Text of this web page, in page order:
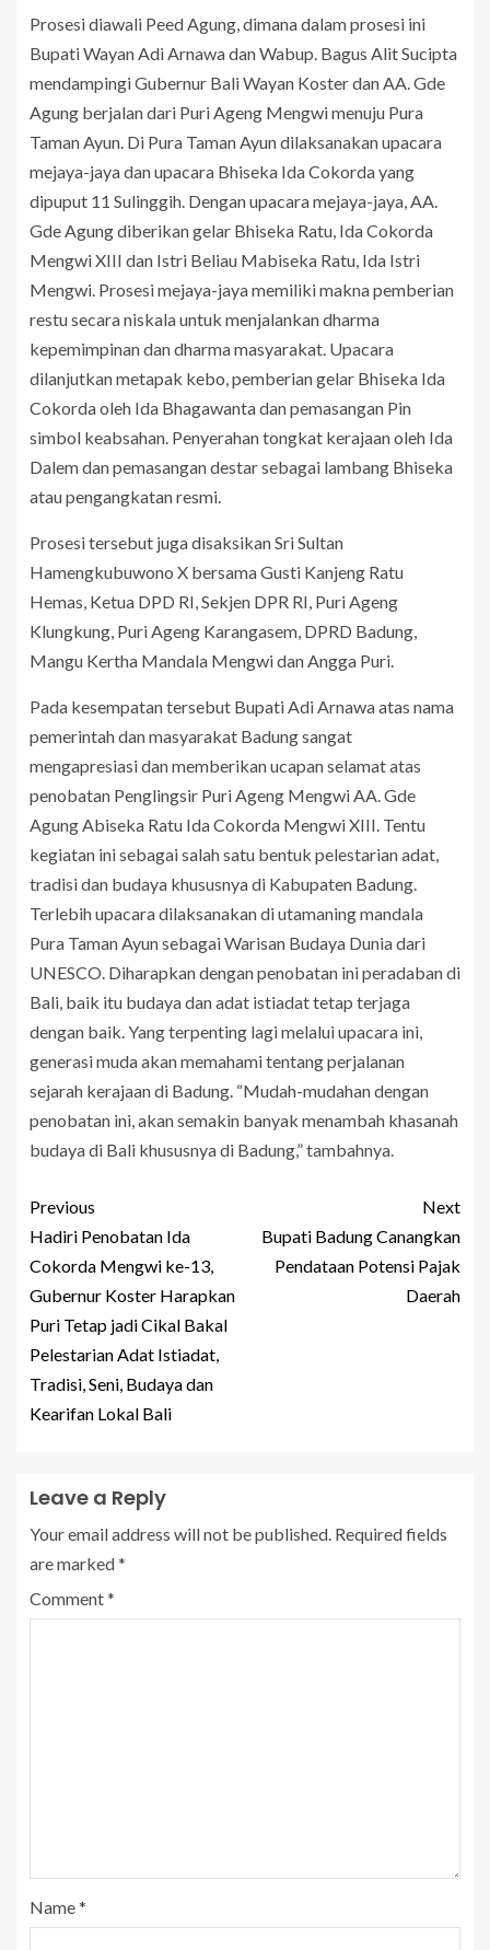
Prosesi diawali Peed Agung, dimana dalam prosesi ini
Bupati Wayan Adi Arnawa dan Wabup. Bagus Alit Sucipta
mendampingi Gubernur Bali Wayan Koster dan AA. Gde
Agung berjalan dari Puri Ageng Mengwi menuju Pura
Taman Ayun. Di Pura Taman Ayun dilaksanakan upacara
mejaya-jaya dan upacara Bhiseka Ida Cokorda yang
dipuput 11 Sulinggih. Dengan upacara mejaya-jaya, AA.
Gde Agung diberikan gelar Bhiseka Ratu, Ida Cokorda
Mengwi XIII dan Istri Beliau Mabiseka Ratu, Ida Istri
Mengwi. Prosesi mejaya-jaya memiliki makna pemberian
restu secara niskala untuk menjalankan dharma
kepemimpinan dan dharma masyarakat. Upacara
dilanjutkan metapak kebo, pemberian gelar Bhiseka Ida
Cokorda oleh Ida Bhagawanta dan pemasangan Pin
simbol keabsahan. Penyerahan tongkat kerajaan oleh Ida
Dalem dan pemasangan destar sebagai lambang Bhiseka
atau pengangkatan resmi.
Prosesi tersebut juga disaksikan Sri Sultan
Hamengkubuwono X bersama Gusti Kanjeng Ratu
Hemas, Ketua DPD RI, Sekjen DPR RI, Puri Ageng
Klungkung, Puri Ageng Karangasem, DPRD Badung,
Mangu Kertha Mandala Mengwi dan Angga Puri.
Pada kesempatan tersebut Bupati Adi Arnawa atas nama
pemerintah dan masyarakat Badung sangat
mengapresiasi dan memberikan ucapan selamat atas
penobatan Penglingsir Puri Ageng Mengwi AA. Gde
Agung Abiseka Ratu Ida Cokorda Mengwi XIII. Tentu
kegiatan ini sebagai salah satu bentuk pelestarian adat,
tradisi dan budaya khususnya di Kabupaten Badung.
Terlebih upacara dilaksanakan di utamaning mandala
Pura Taman Ayun sebagai Warisan Budaya Dunia dari
UNESCO. Diharapkan dengan penobatan ini peradaban di
Bali, baik itu budaya dan adat istiadat tetap terjaga
dengan baik. Yang terpenting lagi melalui upacara ini,
generasi muda akan memahami tentang perjalanan
sejarah kerajaan di Badung. “Mudah-mudahan dengan
penobatan ini, akan semakin banyak menambah khasanah
budaya di Bali khususnya di Badung,” tambahnya.
Previous
Hadiri Penobatan Ida
Cokorda Mengwi ke-13,
Gubernur Koster Harapkan
Puri Tetap jadi Cikal Bakal
Pelestarian Adat Istiadat,
Tradisi, Seni, Budaya dan
Kearifan Lokal Bali
Next
Bupati Badung Canangkan
Pendataan Potensi Pajak
Daerah
Leave a Reply
Your email address will not be published. Required fields
are marked*
Comment*
Name*